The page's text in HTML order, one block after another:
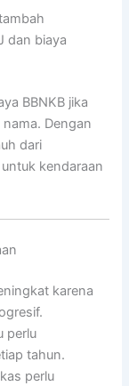
dan biaya
BBNKB jika
Dengan
dari
kendaraan
karena
perlu
tahun.
perlu